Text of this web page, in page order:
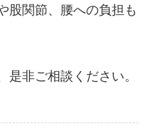
股関節、腰への負担も
非ご相談ください。